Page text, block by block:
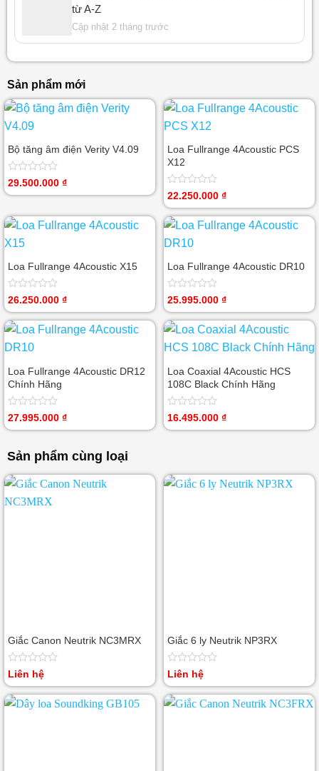
từ A-Z
Cập nhật 2 tháng trước
Sản phẩm mới
Bộ tăng âm điện Verity V4.09
Được
5
sao
29.500.000 ₫
Loa Fullrange 4Acoustic PCS
X12
Được
hạng
0
sao
22.250.000 ₫
Loa Fullrange 4Acoustic X15
Được
hạng
0
sao
26.250.000 ₫
Loa Fullrange 4Acoustic DR10
Được
hạng
0
sao
25.995.000 ₫
Loa Fullrange 4Acoustic DR12
Chính Hãng
Được
5
27.995.000 ₫
Loa Coaxial 4Acoustic HCS
108C Black Chính Hãng
Được
16.495.000 ₫
Sản phẩm cùng loại
Giắc Canon Neutrik NC3MRX
Được
hạng
0
Liên hệ
Giắc 6 ly Neutrik NP3RX
Được
hạng
0
Liên hệ